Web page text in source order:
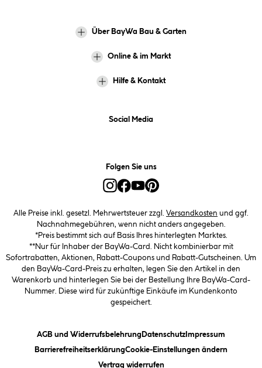
Über BayWa Bau & Garten
Online & im Markt
Hilfe & Kontakt
Social Media
Folgen Sie uns
Alle Preise inkl. gesetzl. Mehrwertsteuer zzgl. Versandkosten und ggf.
Nachnahmegebühren, wenn nicht anders angegeben.
*Preis bestimmt sich auf Basis Ihres hinterlegten Marktes.
**Nur für Inhaber der BayWa-Card. Nicht kombinierbar mit
Sofortrabatten, Aktionen, Rabatt-Coupons und Rabatt-Gutscheinen. Um
den BayWa-Card-Preis zu erhalten, legen Sie den Artikel in den
Warenkorb und hinterlegen Sie bei der Bestellung Ihre BayWa-Card-
Nummer. Diese wird für zukünftige Einkäufe im Kundenkonto
gespeichert.
AGB und Widerrufsbelehrung (öffnet ein Dialogfeld)
Datenschutz(öffnet ein Dialogfeld)
Impressum
Barrierefreiheitserklärung(öffnet ein Dialogfeld)
Cookie-Einstellungen ändern(öffnet
Vertrag widerrufen